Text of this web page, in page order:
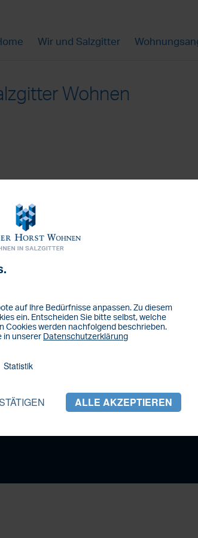
Wir und Salzgitter
Wohnen
Die Firma Van der Horst Wohnen GmbH
Sie erreichen uns Montags bis Freitags
auf lhre Bedürfnisse anpassen. Zu diesem
ein. Entscheiden Sie bitte selbst, welche
Cookies werden nachfolgend beschrieben.
in unserer Datenschutzerklärung
Statistik
ALLE AKZEPTIEREN